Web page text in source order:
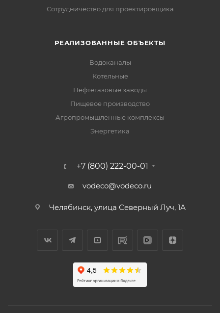
Сотрудничество для проектировщика
РЕАЛИЗОВАННЫЕ ОБЪЕКТЫ
Водоканалы
Котельные
Нефтегазовые заводы
Пищевое производство
Агропромышленные комплексы
Энергетика
+7 (800) 222-00-01
vodeco@vodeco.ru
Челябинск, улица Северный Луч, 1А